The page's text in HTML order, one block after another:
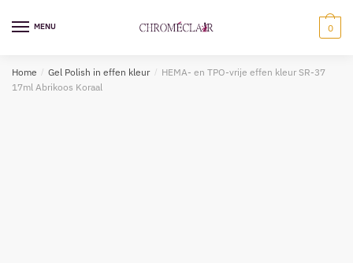
naar
naar
MENU 0
Home / Gel Polish in effen kleur / HEMA- en TPO-vrije effen kleur SR-37
17ml Abrikoos Koraal